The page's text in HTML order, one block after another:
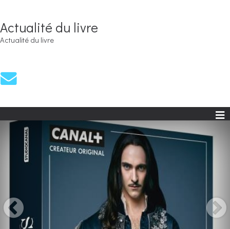
Actualité du livre
Actualité du livre